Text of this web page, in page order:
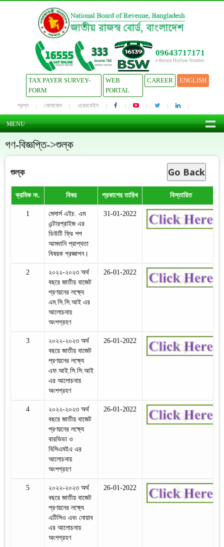
09643717171
e-Return Hotline Number
TAX PAYER SURVEY-
FORM
WEB
PORTAL
CAREER ENGLISH
প্রশ্ন যোগাযোগ ওয়েবমেইল
MENU
গণ-বিজ্ঞপ্তি->শুল্ক
শুল্ক Go Back
ক্রমিক নং. বিষয় প্রকাশের তারিখ বিস্তারিত
1
মেসার্স এইচ. এম
এন্টারপ্রাইজ এর
ডিউটি ফ্রি শপ
আমদানি প্রাপ্যতা
বিষয়ক প্রজ্ঞাপন।
31-01-2022
2
২০২২-২০২৩ অর্থ
বছরে জাতীয় বাজেট
প্রণয়নের লক্ষ্যে
এম.সি.সি.আই এর
আলোচনায়
অংশগ্রহণ
26-01-2022
3
২০২২-২০২৩ অর্থ
বছরে জাতীয় বাজেট
প্রণয়নের লক্ষ্যে
এফ.আই.সি.সি.আই
এর আলোচনায়
অংশগ্রহণ
26-01-2022
4
২০২২-২০২৩ অর্থ
বছরে জাতীয় বাজেট
প্রণয়নের লক্ষ্যে
বারভিডা ও
বিসিএমইএ এর
আলোচনায়
অংশগ্রহণ
26-01-2022
5
২০২২-২০২৩ অর্থ
বছরে জাতীয় বাজেট
প্রণয়নের লক্ষ্যে
এটিসিও এবং নোয়াব
এর আলোচনায়
অংশগ্রহণ
26-01-2022